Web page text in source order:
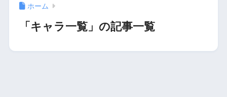
ホーム
「キャラ一覧」の記事一覧